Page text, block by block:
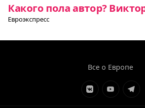
Какого пола автор?
Евроэкспресс
Все о Европе
ЭлементЭлемент